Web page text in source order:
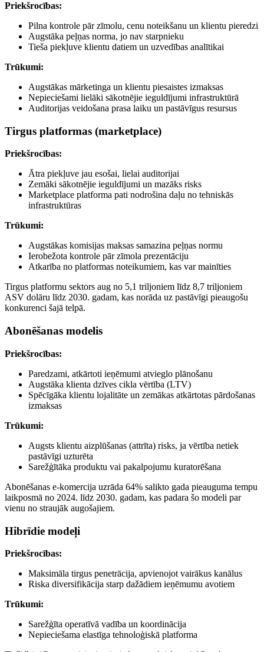
Priekšrocības:
Pilna kontrole pār zīmolu, cenu noteikšanu un klientu pieredzi
Augstāka peļņas norma, jo nav starpnieku
Tieša piekļuve klientu datiem un uzvedības analītikai
Trūkumi:
Augstākas mārketinga un klientu piesaistes izmaksas
Nepieciešami lielāki sākotnējie ieguldījumi infrastruktūrā
Auditorijas veidošana prasa laiku un pastāvīgus resursus
Tirgus platformas (marketplace)
Priekšrocības:
Ātra piekļuve jau esošai, lielai auditorijai
Zemāki sākotnējie ieguldījumi un mazāks risks
Marketplace platforma pati nodrošina daļu no tehniskās
infrastruktūras
Trūkumi:
Augstākas komisijas maksas samazina peļņas normu
Ierobežota kontrole pār zīmola prezentāciju
Atkarība no platformas noteikumiem, kas var mainīties
Tirgus platformu sektors aug no 5,1 triljoniem līdz 8,7 triljoniem
ASV dolāru līdz 2030. gadam, kas norāda uz pastāvīgi pieaugošu
konkurenci šajā telpā.
Abonēšanas modelis
Priekšrocības:
Paredzami, atkārtoti ieņēmumi atvieglo plānošanu
Augstāka klienta dzīves cikla vērtība (LTV)
Spēcīgāka klientu lojalitāte un zemākas atkārtotas pārdošanas
izmaksas
Trūkumi:
Augsts klientu aizplūšanas (attrīta) risks, ja vērtība netiek
pastāvīgi uzturēta
Sarežģītāka produktu vai pakalpojumu kuratorēšana
Abonēšanas e-komercija uzrāda 64% salikto gada pieauguma tempu
laikposmā no 2024. līdz 2030. gadam, kas padara šo modeli par
vienu no straujāk augošajiem.
Hibrīdie modeļi
Priekšrocības:
Maksimāla tirgus penetrācija, apvienojot vairākus kanālus
Riska diversifikācija starp dažādiem ieņēmumu avotiem
Trūkumi:
Sarežģīta operatīvā vadība un koordinācija
Nepieciešama elastīga tehnoloģiskā platforma